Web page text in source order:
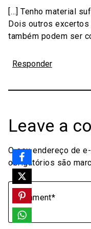
[…] Tenho material
Dois outros excertos
também podem ser
Responder
Leave a
O seu endereço de
obrigatórios são
Comment